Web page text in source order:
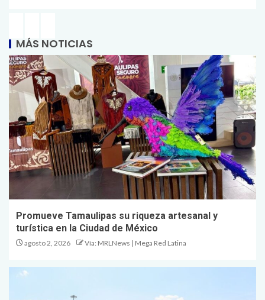
MÁS NOTICIAS
Promueve Tamaulipas su riqueza artesanal y
turística en la Ciudad de México
agosto 2, 2026 Vía: MRLNews | Mega Red Latina